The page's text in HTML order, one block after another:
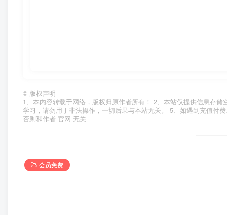
© 版权声明
1、本内容转载于网络，版权归原作者所有！ 2、本站仅提供信息存
学习，请勿用于非法操作，一切后果与本站无关。 5、如遇到充值付
否则和作者 官网 无关
会员免费